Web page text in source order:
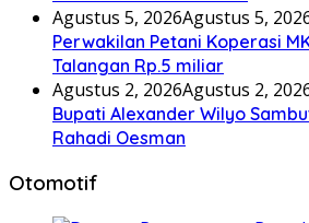
Agustus 5, 2026Agustus 5,
Perwakilan Petani Koperasi
Talangan Rp.5 miliar
Agustus 2, 2026Agustus 2,
Bupati Alexander Wilyo
Rahadi Oesman
Otomotif